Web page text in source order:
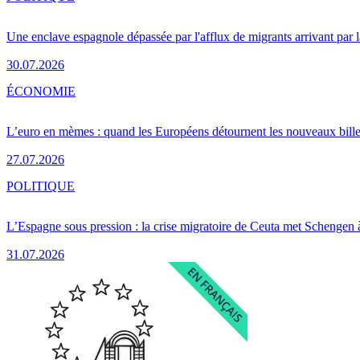
Une enclave espagnole dépassée par l'afflux de migrants arrivant par
30.07.2026
L’euro en mèmes : quand les Européens détournent les nouveaux
27.07.2026
ÉCONOMIE
L’Espagne sous pression : la crise migratoire de Ceuta met Schengen
31.07.2026
POLITIQUE